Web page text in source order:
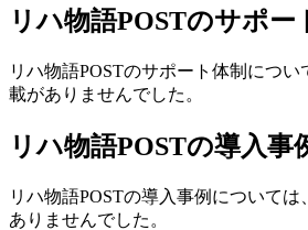
リハ物語POSTのサポー
リハ物語POSTのサポート体制につ
載がありませんでした。
リハ物語POSTの導入事
リハ物語POSTの導入事例について
ありませんでした。